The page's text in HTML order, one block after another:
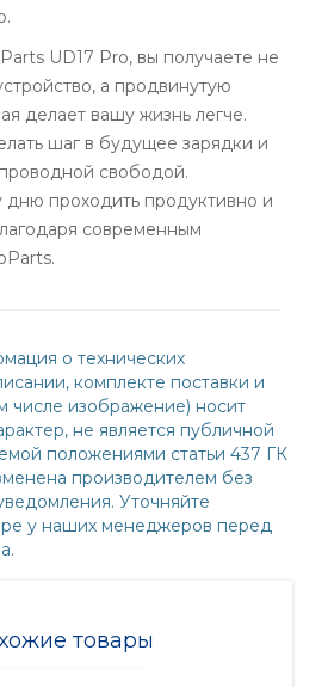
UD17 Pro, вы получаете не
а продвинутую
делает вашу жизнь легче.
шаг в будущее зарядки и
свободой.
дню проходить продуктивно и
современным
о технических
комплекте поставки и
числе изображение) носит
не является публичной
положениями статьи 437 ГК
производителем без
Уточняйте
у наших менеджеров перед
товары